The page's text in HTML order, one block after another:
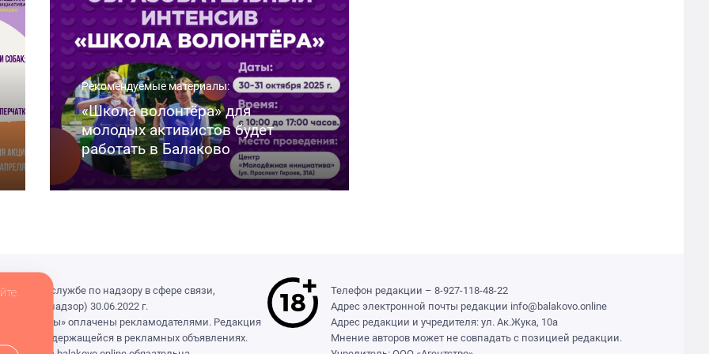
Рекомендуемые материалы:
«Школа волонтёра» для
молодых активистов будет
работать в Балаково
службе по надзору в сфере связи,
30.06.2022 г.
«Выборы» оплачены рекламодателями. Редакция
содержащейся в рекламных объявлениях.
Телефон редакции – 8-927-118-48-22
Адрес электронной почты редакции info@balakovo.online
Адрес редакции и учредителя: ул. Ак.Жука, 10а
Мнение авторов может не совпадать с позицией редакции.